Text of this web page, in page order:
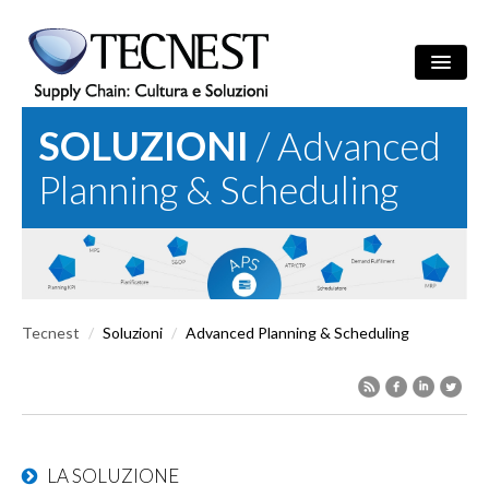
ITA /ENG Maschera di
Ricerca
SOLUZIONI
SOLUZIONI / Advanced
Planning & Scheduling
Tecnest / Soluzioni / Advanced Planning & Scheduling
LA SOLUZIONE